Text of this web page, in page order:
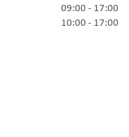
09:00 - 17:00
10:00 - 17:00